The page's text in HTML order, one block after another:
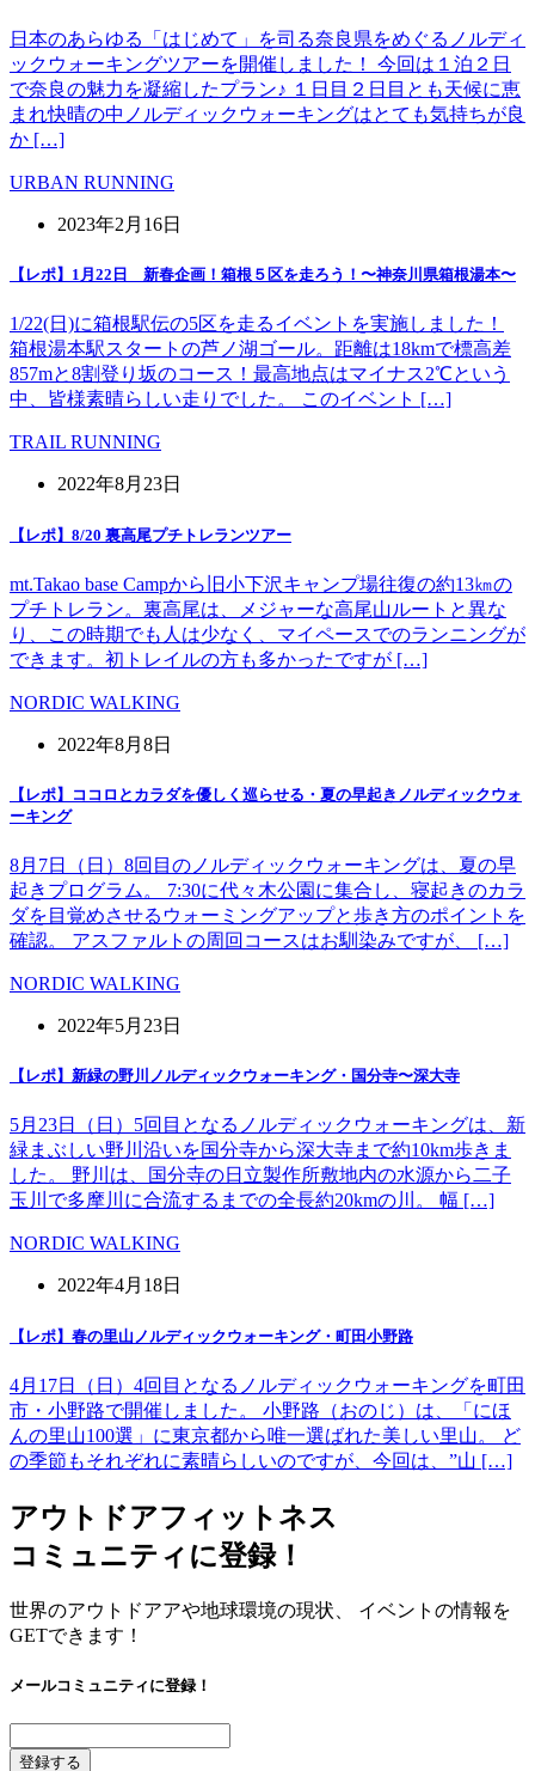
日本のあらゆる「はじめて」を司る奈良県をめぐるノルディ
ックウォーキングツアーを開催しました！ 今回は１泊２日
で奈良の魅力を凝縮したプラン♪ １日目２日目とも天候に恵
まれ快晴の中ノルディックウォーキングはとても気持ちが良
か […]
URBAN RUNNING
2023年2月16日
【レポ】1月22日 新春企画！箱根５区を走ろう！〜神奈川県箱根湯本〜
1/22(日)に箱根駅伝の5区を走るイベントを実施しました！
箱根湯本駅スタートの芦ノ湖ゴール。距離は18kmで標高差
857mと8割登り坂のコース！最高地点はマイナス2℃という
中、皆様素晴らしい走りでした。 このイベント […]
TRAIL RUNNING
2022年8月23日
【レポ】8/20 裏高尾プチトレランツアー
mt.Takao base Campから旧小下沢キャンプ場往復の約13㎞の
プチトレラン。裏高尾は、メジャーな高尾山ルートと異な
り、この時期でも人は少なく、マイペースでのランニングが
できます。初トレイルの方も多かったですが […]
NORDIC WALKING
2022年8月8日
【レポ】ココロとカラダを優しく巡らせる・夏の早起きノルディックウォ
ーキング
8月7日（日）8回目のノルディックウォーキングは、夏の早
起きプログラム。 7:30に代々木公園に集合し、寝起きのカラ
ダを目覚めさせるウォーミングアップと歩き方のポイントを
確認。 アスファルトの周回コースはお馴染みですが、 […]
NORDIC WALKING
2022年5月23日
【レポ】新緑の野川ノルディックウォーキング・国分寺〜深大寺
5月23日（日）5回目となるノルディックウォーキングは、新
緑まぶしい野川沿いを国分寺から深大寺まで約10km歩きま
した。 野川は、国分寺の日立製作所敷地内の水源から二子
玉川で多摩川に合流するまでの全長約20kmの川。 幅 […]
NORDIC WALKING
2022年4月18日
【レポ】春の里山ノルディックウォーキング・町田小野路
4月17日（日）4回目となるノルディックウォーキングを町田
市・小野路で開催しました。 小野路（おのじ）は、「にほ
んの里山100選」に東京都から唯一選ばれた美しい里山。 ど
の季節もそれぞれに素晴らしいのですが、今回は、”山 […]
アウトドアフィットネス
コミュニティに登録！
世界のアウトドアアや地球環境の現状、 イベントの情報を
GETできます！
メールコミュニティに登録！